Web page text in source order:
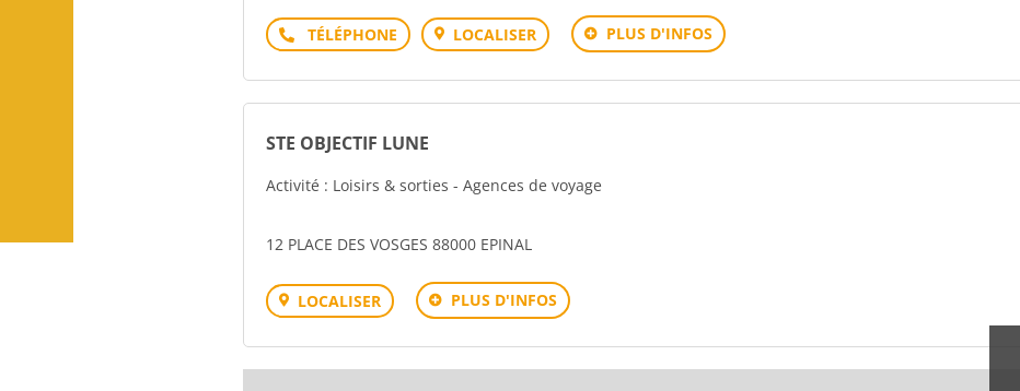
Téléphone LOCALISER PLUS D'INFOS
STE OBJECTIF LUNE
Activité : Loisirs & sorties - Agences de voyage
12 PLACE DES VOSGES 88000 EPINAL
LOCALISER PLUS D'INFOS